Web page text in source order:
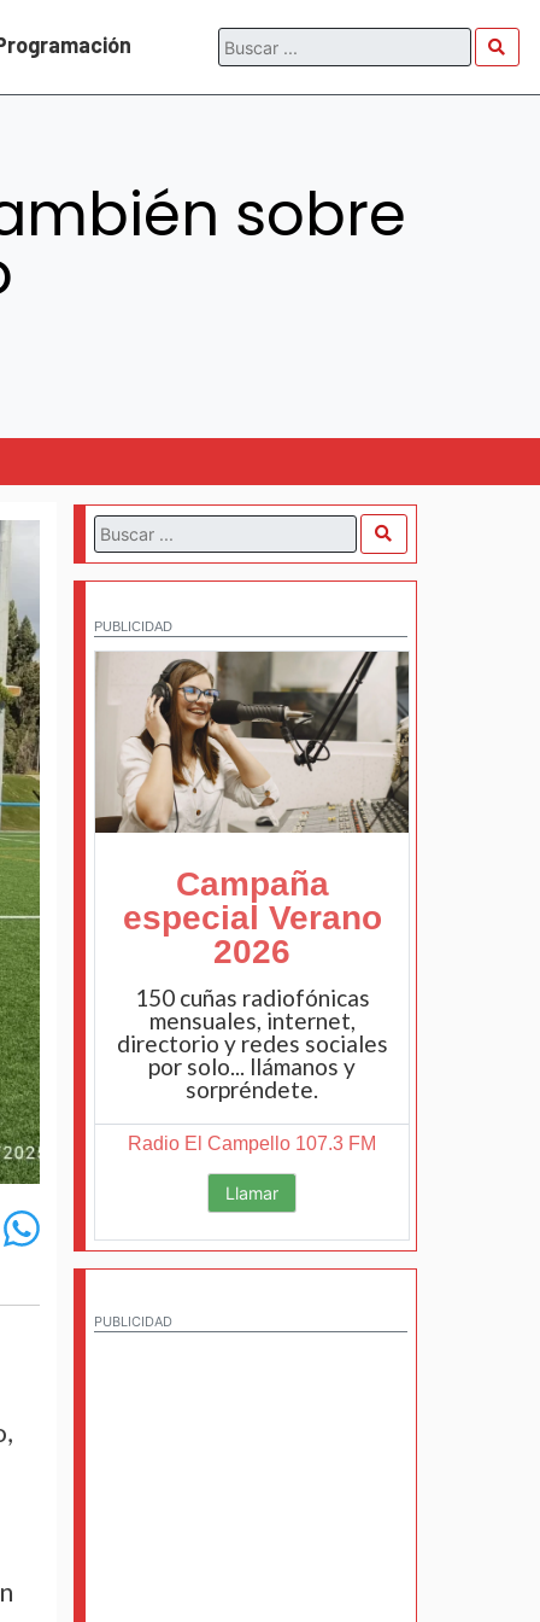
sobre
PUBLICIDAD
Campaña
especial Verano
2026
150 cuñas radiofónicas
mensuales, internet,
directorio y redes sociales
por solo... llámanos y
sorpréndete.
Radio El Campello 107.3 FM
Llamar
PUBLICIDAD